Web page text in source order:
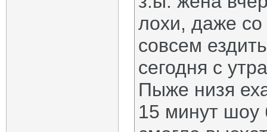
лохи, даже
совсем
сегодня с
Пыже низя
15 минут шоу